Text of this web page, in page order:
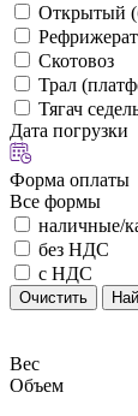
Открытый
Скотовоз
Трал
Тягач
Дата погрузки
Форма оплаты
Все формы
наличные/
без НДС
с НДС
Очистить
Вес
Объем